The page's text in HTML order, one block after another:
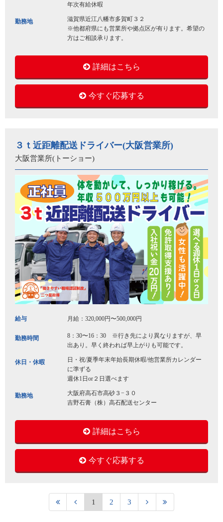
年次有給休暇
勤務地
滋賀県近江八幡市多賀町３２
※他都府県にも営業所や拠点区が有ります。希望の
方はご相談承ります。
詳細はこちら
今すぐ応募する
３ｔ近距離配送ドライバー(大阪営業所)
大阪営業所(トーショー)
給与 月給：320,000円〜500,000円
勤務時間
8：30〜16：30 ※行き先により異なりますが、早
出あり。早く終われば早上がりも可能です。
休日・休暇
日・祝/夏季年末年始長期休暇/他営業所カレンダー
に準ずる
週休1日or２日選べます
勤務地
大阪府高石市高砂３−３０
吉野石膏（株）高石配送センター
詳細はこちら
今すぐ応募する
1 2 3